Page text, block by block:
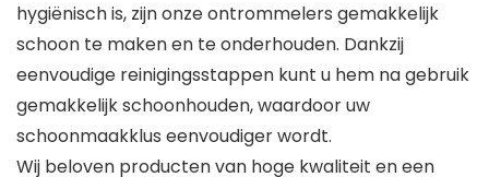
hygiënisch is, zijn onze ontrommelers gemakkelijk
schoon te maken en te onderhouden. Dankzij
eenvoudige reinigingsstappen kunt u hem na gebruik
gemakkelijk schoonhouden, waardoor uw
schoonmaakklus eenvoudiger wordt.
Wij beloven producten van hoge kwaliteit en een